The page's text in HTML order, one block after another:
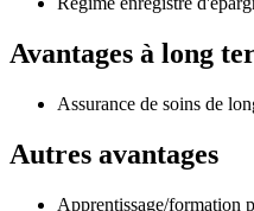
Avantages à long
Assurance de soins de
Autres avantages
Apprentissage/formation